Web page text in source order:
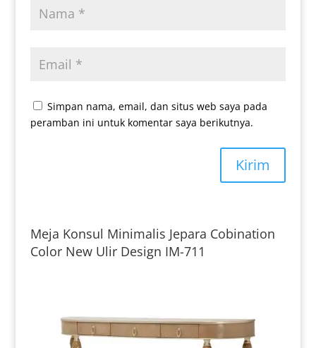
Simpan nama, email, dan situs web saya pada
peramban ini untuk komentar saya berikutnya.
Kirim
Meja Konsul Minimalis Jepara Cobination
Color New Ulir Design IM-711